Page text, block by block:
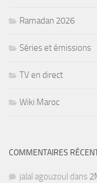
Ramadan 2026
Séries et émissions
TV en direct
Wiki Maroc
COMMENTAIRES
jalal agouzoul dans